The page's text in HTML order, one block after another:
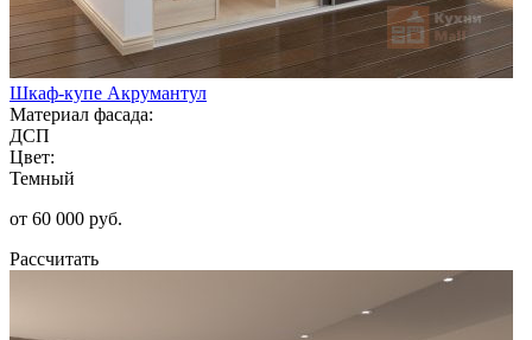
Шкаф-купе Акрумантул
Материал фасада:
ДСП
Цвет:
Темный
от 60 000 руб.
Рассчитать